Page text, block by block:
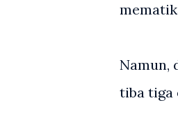
Namun,
tiba tiga